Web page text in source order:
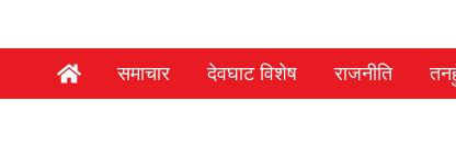
समाचार देवघाट विशेष राजनीति